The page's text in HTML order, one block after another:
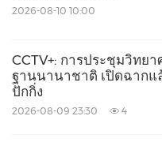
2026-08-10 10:00
CCTV+: การประชุมวิทย
ฐานนานาชาติ เปิดฉากแ
ปักกิ่ง
2026-08-09 23:30 4